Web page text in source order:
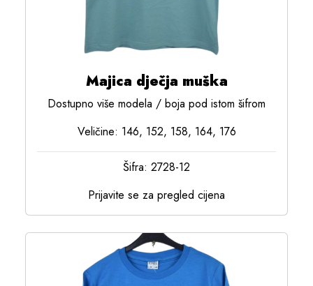
Majica dječja muška
Dostupno više modela / boja pod istom šifrom
Veličine: 146, 152, 158, 164, 176
Šifra: 2728-12
Prijavite se za pregled cijena